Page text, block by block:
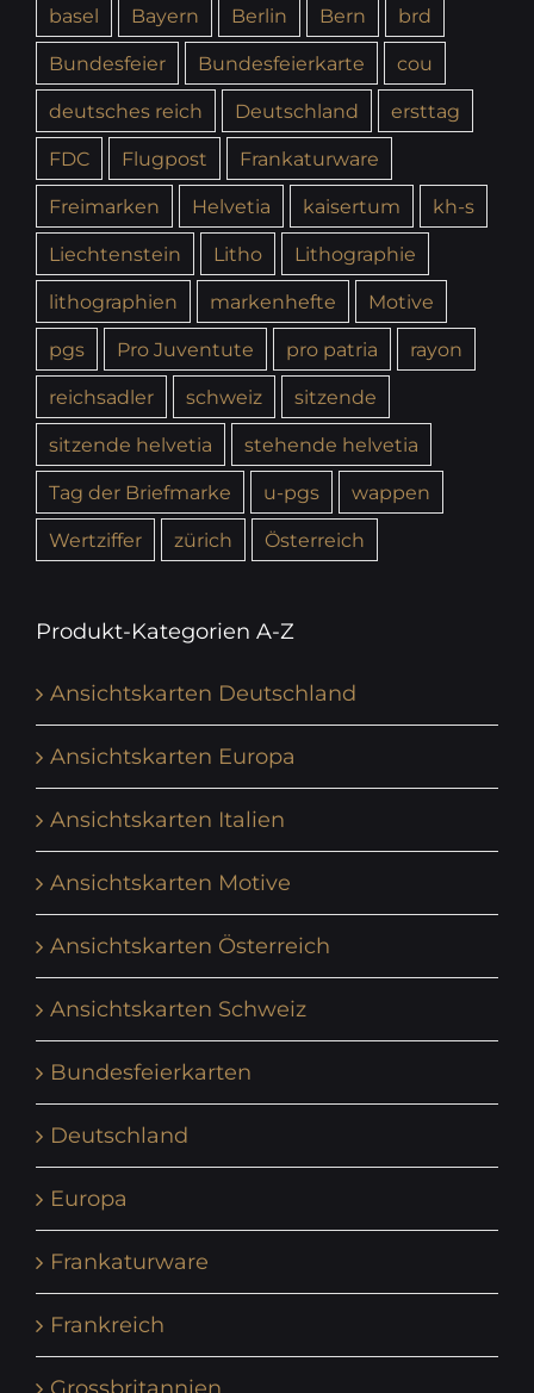
basel Bayern Berlin Bern
brd
Bundesfeier
Bundesfeierkarte
cou
deutsches reich
Deutschland
ersttag
FDC
Flugpost
Frankaturware
Freimarken
Helvetia kaisertum
kh-s
Liechtenstein
Litho
Lithographie
lithographien
markenhefte
Motive
pgs
Pro Juventute pro patria
rayon
reichsadler
schweiz
sitzende
sitzende helvetia
stehende helvetia
Tag der Briefmarke
u-pgs
wappen
Wertziffer
zürich Österreich
Produkt-Kategorien A-Z
Ansichtskarten Deutschland
Ansichtskarten Europa
Ansichtskarten Italien
Ansichtskarten Motive
Ansichtskarten Österreich
Ansichtskarten Schweiz
Bundesfeierkarten
Deutschland
Europa
Frankaturware
Frankreich